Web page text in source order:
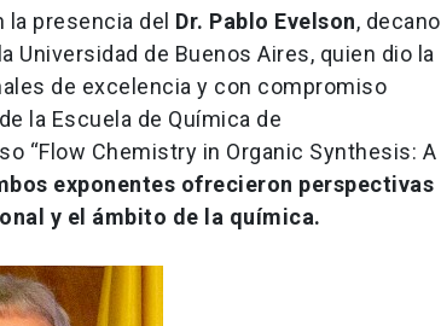
presencia del Dr. Pablo Evelson, decano
Universidad de Buenos Aires, quien dio la
de excelencia y con compromiso
la Escuela de Química de
“Flow Chemistry in Organic Synthesis: A
exponentes ofrecieron perspectivas
y el ámbito de la química.